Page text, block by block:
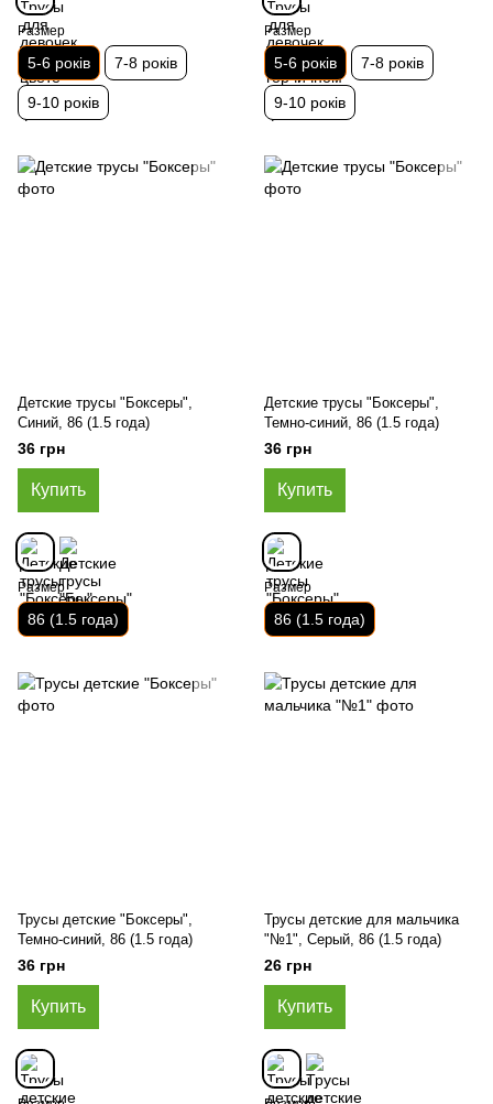
Размер
5-6 років 7-8 років
9-10 років
Размер
5-6 років 7-8 років
9-10 років
Детские трусы "Боксеры",
Синий, 86 (1.5 года)
36 грн
Купить
Размер
86 (1.5 года)
Детские трусы "Боксеры",
Темно-синий, 86 (1.5 года)
36 грн
Купить
Размер
86 (1.5 года)
Трусы детские "Боксеры",
Темно-синий, 86 (1.5 года)
36 грн
Купить
Трусы детские для мальчика
"№1", Серый, 86 (1.5 года)
26 грн
Купить